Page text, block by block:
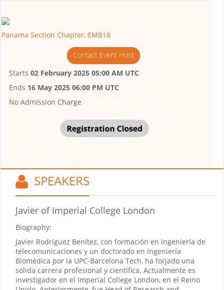
Panama Section Chapter, EMB18
Contact Event Host
Starts 02 February 2025 05:00 AM UTC
Ends 16 May 2025 06:00 PM UTC
No Admission Charge
SPEAKERS
Javier of Imperial College London
Biography:
Javier Rodríguez Benítez, con formación en ingeniería de
telecomunicaciones y un doctorado en Ingeniería
Biomédica por la UPC-Barcelona Tech, ha forjado una
sólida carrera profesional y científica. Actualmente es
investigador en el Imperial College London, en el Reino